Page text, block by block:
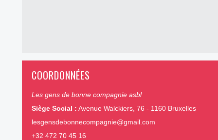
COORDONNÉES
Les gens de bonne compagnie asbl
Siège Social : Avenue Walckiers, 76 - 1160 Bruxelles
lesgensdebonnecompagnie@gmail.com
+32 472 70 45 16